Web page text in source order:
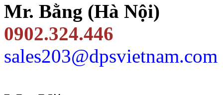
Mr. Bằng (Hà Nội)
0902.324.446
sales203@dpsvietnam.com